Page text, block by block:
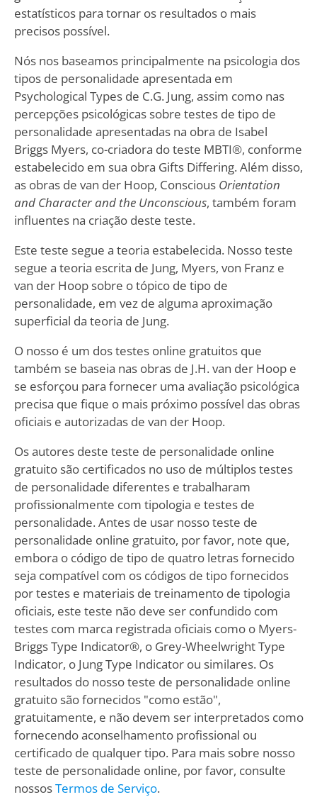
estatísticos para tornar os resultados o mais
precisos possível.
Nós nos baseamos principalmente na psicologia dos
tipos de personalidade apresentada em
Psychological Types de C.G. Jung, assim como nas
percepções psicológicas sobre testes de tipo de
personalidade apresentadas na obra de Isabel
Briggs Myers, co-criadora do teste MBTI®, conforme
estabelecido em sua obra Gifts Differing. Além disso,
as obras de van der Hoop, Conscious Orientation
and Character and the Unconscious, também foram
influentes na criação deste teste.
Este teste segue a teoria estabelecida. Nosso teste
segue a teoria escrita de Jung, Myers, von Franz e
van der Hoop sobre o tópico de tipo de
personalidade, em vez de alguma aproximação
superficial da teoria de Jung.
O nosso é um dos testes online gratuitos que
também se baseia nas obras de J.H. van der Hoop e
se esforçou para fornecer uma avaliação psicológica
precisa que fique o mais próximo possível das obras
oficiais e autorizadas de van der Hoop.
Os autores deste teste de personalidade online
gratuito são certificados no uso de múltiplos testes
de personalidade diferentes e trabalharam
profissionalmente com tipologia e testes de
personalidade. Antes de usar nosso teste de
personalidade online gratuito, por favor, note que,
embora o código de tipo de quatro letras fornecido
seja compatível com os códigos de tipo fornecidos
por testes e materiais de treinamento de tipologia
oficiais, este teste não deve ser confundido com
testes com marca registrada oficiais como o Myers-
Briggs Type Indicator®, o Grey-Wheelwright Type
Indicator, o Jung Type Indicator ou similares. Os
resultados do nosso teste de personalidade online
gratuito são fornecidos "como estão",
gratuitamente, e não devem ser interpretados como
fornecendo aconselhamento profissional ou
certificado de qualquer tipo. Para mais sobre nosso
teste de personalidade online, por favor, consulte
nossosTermos de Serviço.